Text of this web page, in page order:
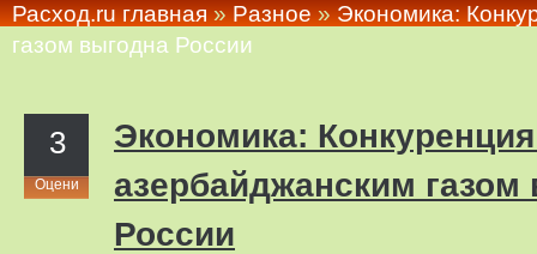
Расход.ru главная»Pазное»Экономика:
газом выгодна России
3
Оцени
Экономика:
азербайджанским газом
России